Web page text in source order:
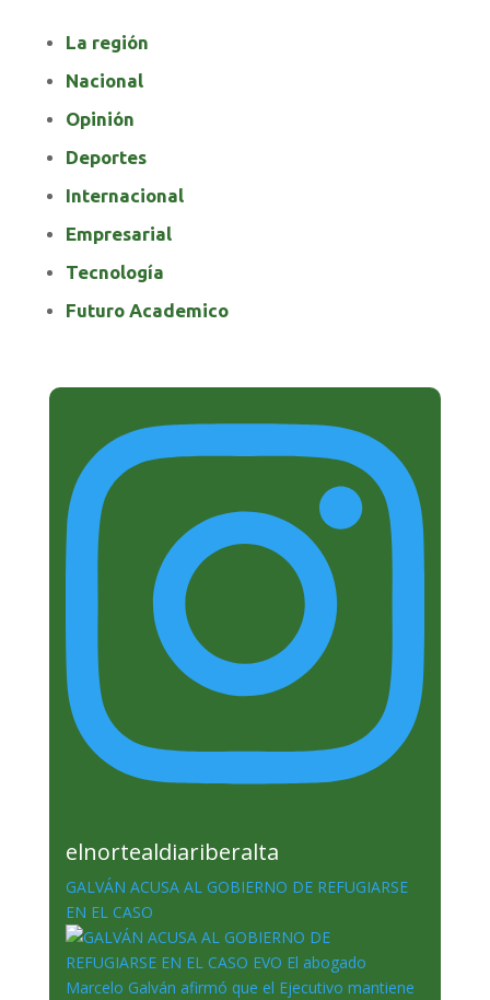
La región
Nacional
Opinión
Deportes
Internacional
Empresarial
Tecnología
Futuro Academico
elnortealdiariberalta
GALVÁN ACUSA AL GOBIERNO DE REFUGIARSE
EN EL CASO